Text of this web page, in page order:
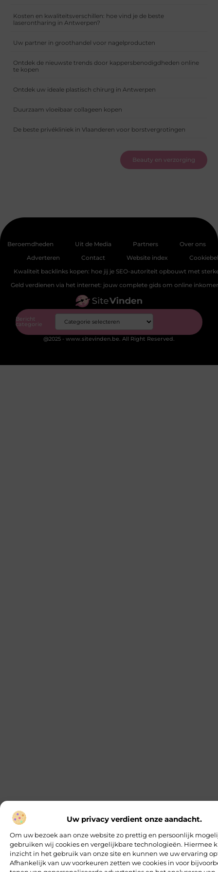
Uw privacy verdient onze aandacht.
Om uw bezoek aan onze website zo prettig en persoonlijk
gebruiken wij cookies en vergelijkbare technologieën. Hiermee
inzicht in het gebruik van onze site en kunnen we uw ervaring
Afhankelijk van uw voorkeuren zetten we cookies in voor
Kosten en kwaliteitsverschillen: hoe vind je de beste
laserontharing in Antwerpen?
Uw partner in groothandel voor nagelproducten
Ontdek de nieuwste trends door kappersbenodigdheden online
te kopen
Ontdek uw ideale plastisch chirurg in Antwerpen
Duurzaam vloeibaar collageen kopen
De beste privékliniek in Vlaanderen voor borstvergrotingen
Beauty en verzorging
Beroemdheden Uit de Media Partners
Over ons
Adverteren
Contact Website index
Kwaliteit backlinks kopen: hoe jij je SEO-autoriteit opbouwt met
Geld verdienen via het internet: jouw complete gids om online
Bericht
categorie
@2025 - www.sitevinden.be. All Right Reserved.